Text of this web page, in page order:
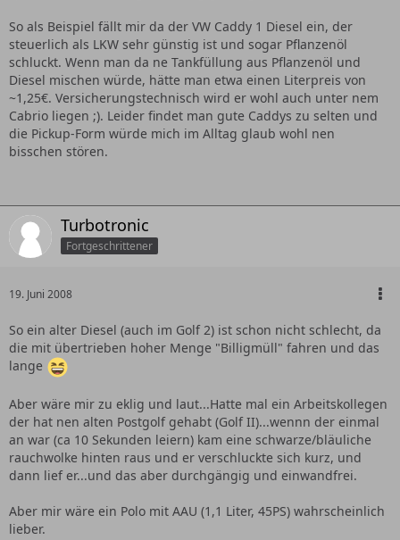
So als Beispiel fällt mir da der VW Caddy 1 Diesel ein, der
steuerlich als LKW sehr günstig ist und sogar Pflanzenöl
schluckt. Wenn man da ne Tankfüllung aus Pflanzenöl und
Diesel mischen würde, hätte man etwa einen Literpreis von
~1,25€. Versicherungstechnisch wird er wohl auch unter nem
Cabrio liegen ;). Leider findet man gute Caddys zu selten und
die Pickup-Form würde mich im Alltag glaub wohl nen
bisschen stören.
Turbotronic
Fortgeschrittener
19. Juni 2008
So ein alter Diesel (auch im Golf 2) ist schon nicht schlecht, da
die mit übertrieben hoher Menge "Billigmüll" fahren und das
lange
Aber wäre mir zu eklig und laut...Hatte mal ein Arbeitskollegen
der hat nen alten Postgolf gehabt (Golf II)...wennn der einmal
an war (ca 10 Sekunden leiern) kam eine schwarze/bläuliche
rauchwolke hinten raus und er verschluckte sich kurz, und
dann lief er...und das aber durchgängig und einwandfrei.
Aber mir wäre ein Polo mit AAU (1,1 Liter, 45PS) wahrscheinlich
lieber.